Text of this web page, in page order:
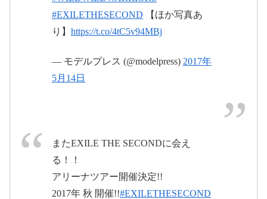
#EXILETHESECOND
https://t.co/rBGb5V4wLI
pic.twitter.com/dmPMjckqAD
5月13日
#WWW0512千葉
#顔変換
顔か当ててください#笑
#THERAMPAGE
2017年5月
13日
2017年5月12
日
#EXILETHESECOND 【ほか写真あ
り】 https://t.co/4tC5v94MBj
— モデルプレス (@modelpress) 2017年
5月14日
またEXILE THE SECONDに会え
る！！
アリーナツアー開催決定!!
2017年 秋 開催!!#EXILETHESECOND